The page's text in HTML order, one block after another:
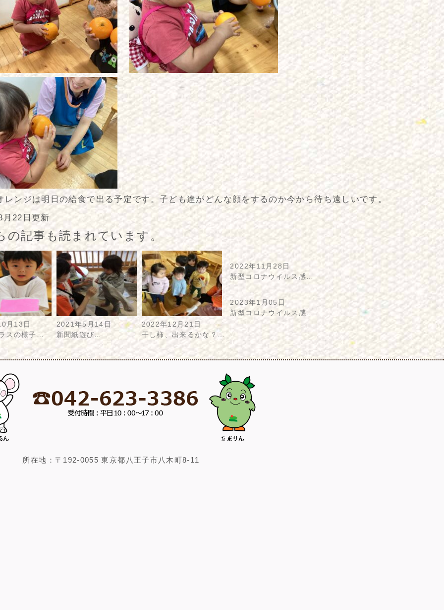
レンジは明日の給食で出る予定です。子ども達がどんな顔をするのか今から待ち遠しいです。
月22日更新
の記事も読まれています。
月13日
スの様子…
2021年5月14日
新聞紙遊び…
2022年12月21日
干し柿、出来るかな？…
2022年11月28日
新型コロナウイルス感…
2023年1月05日
新型コロナウイルス感…
所在地：〒192-0055 東京都八王子市八木町8-11